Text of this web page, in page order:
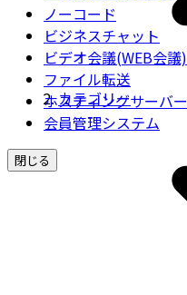
ノーコード
ビジネスチャット
ビデオ会議(WEB会議)
ファイル転送
ホスティングサーバー
会員管理システム
閉じる
カテゴリー